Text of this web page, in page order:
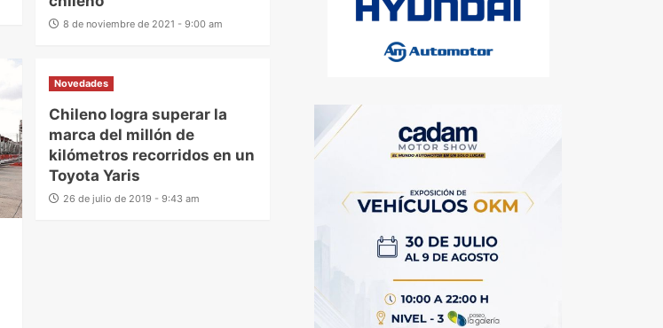
8 de noviembre de 2021 - 9:00 am
Novedades
Chileno logra superar la
marca del millón de
kilómetros recorridos en un
Toyota Yaris
26 de julio de 2019 - 9:43 am